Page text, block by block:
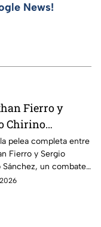
News!
Fierro y
Chirino
una
sobre el ring
pelea completa entre
Fierro y Sergio
un combate
intensidad,